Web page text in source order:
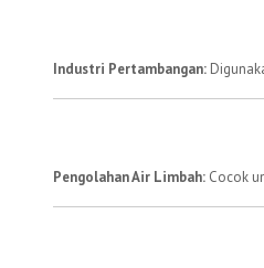
Industri Pertambangan:
Pengolahan Air Limbah: Cocok